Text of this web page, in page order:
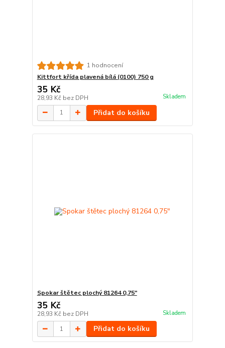
1 hodnocení
Kittfort křída plavená bílá (0100) 750 g
35 Kč
28,93 Kč bez DPH Skladem
Přidat do košíku
Spokar štětec plochý 81264 0,75"
35 Kč
28,93 Kč bez DPH Skladem
Přidat do košíku